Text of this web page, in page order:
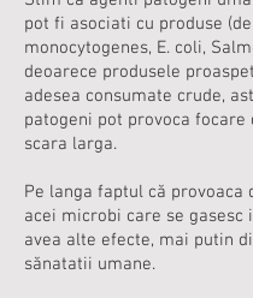
pot fi asociati cu produse (de
monocytogenes, E. coli,
deoarece produsele
adesea consumate crude,
patogeni pot provoca focare
scara larga.
Pe langa faptul că provoaca
acei microbi care se gasesc
avea alte efecte, mai putin
sănatatii umane.